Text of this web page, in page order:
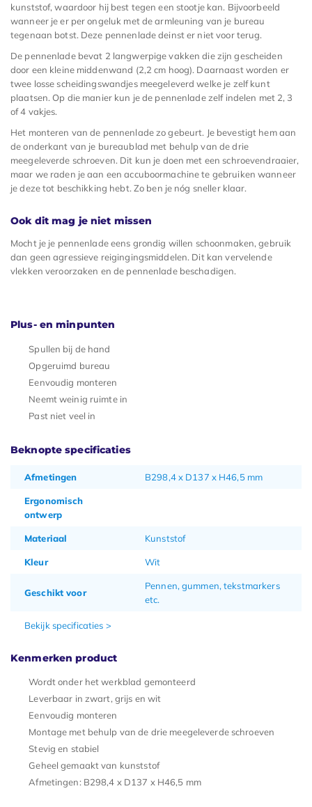
kunststof, waardoor hij best tegen een stootje kan. Bijvoorbeeld
wanneer je er per ongeluk met de armleuning van je bureau
tegenaan botst. Deze pennenlade deinst er niet voor terug.
De pennenlade bevat 2 langwerpige vakken die zijn gescheiden
door een kleine middenwand (2,2 cm hoog). Daarnaast worden er
twee losse scheidingswandjes meegeleverd welke je zelf kunt
plaatsen. Op die manier kun je de pennenlade zelf indelen met 2, 3
of 4 vakjes.
Het monteren van de pennenlade zo gebeurt. Je bevestigt hem aan
de onderkant van je bureaublad met behulp van de drie
meegeleverde schroeven. Dit kun je doen met een schroevendraaier,
maar we raden je aan een accuboormachine te gebruiken wanneer
je deze tot beschikking hebt. Zo ben je nóg sneller klaar.
Ook dit mag je niet missen
Mocht je je pennenlade eens grondig willen schoonmaken, gebruik
dan geen agressieve reigingingsmiddelen. Dit kan vervelende
vlekken veroorzaken en de pennenlade beschadigen.
Plus- en minpunten
Spullen bij de hand
Opgeruimd bureau
Eenvoudig monteren
Neemt weinig ruimte in
Past niet veel in
Beknopte specificaties
Afmetingen B298,4 x D137 x H46,5 mm
Ergonomisch
ontwerp
Materiaal Kunststof
Kleur Wit
Geschikt voor
Pennen, gummen, tekstmarkers
etc.
Bekijk specificaties >
Kenmerken product
Wordt onder het werkblad gemonteerd
Leverbaar in zwart, grijs en wit
Eenvoudig monteren
Montage met behulp van de drie meegeleverde schroeven
Stevig en stabiel
Geheel gemaakt van kunststof
Afmetingen: B298,4 x D137 x H46,5 mm